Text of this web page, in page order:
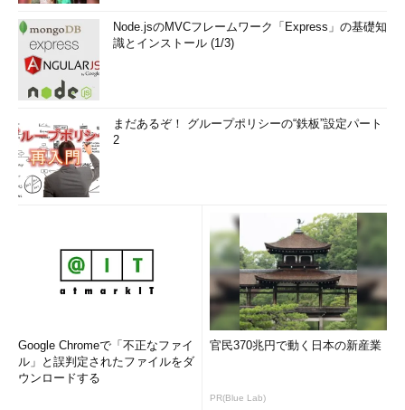
出力が可能。プロ
ファイルごとに別
のログ・ファイル
を設定可能。拒否
ログ／許可ログの
ファイア
ウォー
ル・プロ
ファイル
「ドメイン・プロ
ファイル」と「プ
ライベート・プロ
ファイル」「パブ
リック・プロファ
つが適用される
Directory
シーによ
る制御
可能
netshコ
可能。Windowsフ
Node.jsのMVCフレームワーク「Express」の基礎知
識とインストール (1/3)
まだあるぞ！ グループポリシーの“鉄板”設定パート
2
Google Chromeで「不正なファイ
ル」と誤判定されたファイルをダ
ウンロードする
官民370兆円で動く日本の新産業
PR(Blue Lab)